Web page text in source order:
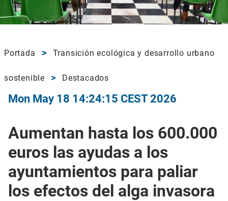
Portada Transición ecológica y desarrollo urbano
sostenible Destacados
Mon May 18 14:24:15 CEST 2026
Aumentan hasta los 600.000
euros las ayudas a los
ayuntamientos para paliar
los efectos del alga invasora